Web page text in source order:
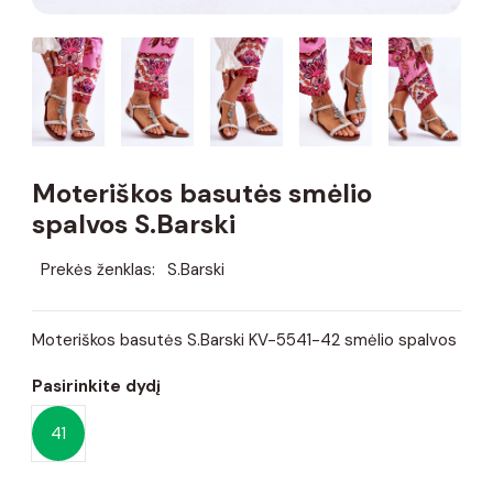
Moteriškos basutės smėlio
spalvos S.Barski
Prekės ženklas: S.Barski
Moteriškos basutės S.Barski KV-5541-42 smėlio spalvos
Pasirinkite dydį
41